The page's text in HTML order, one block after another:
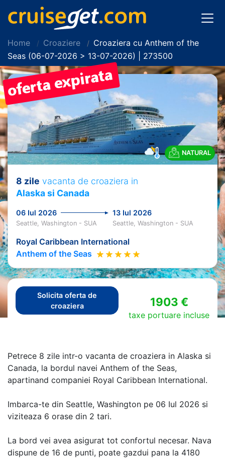
Home Croaziere
Croaziera cu Anthem of the
Seas (06-07-2026 > 13-07-2026) | 273500
NATURAL
8 zile vacanta de croaziera in
Alaska si Canada
06 Iul 2026 13 Iul 2026
Seattle, Washington - SUA Seattle, Washington - SUA
Royal Caribbean International
Anthem of the Seas
Solicita oferta de
croaziera
1903 €
taxe portuare incluse
Petrece 8 zile intr-o vacanta de croaziera in Alaska si
Canada, la bordul navei Anthem of the Seas,
apartinand companiei Royal Caribbean International.
Imbarca-te din Seattle, Washington pe 06 Iul 2026 si
viziteaza 6 orase din 2 tari.
La bord vei avea asigurat tot confortul necesar. Nava
dispune de 16 de punti, poate gazdui pana la 4180